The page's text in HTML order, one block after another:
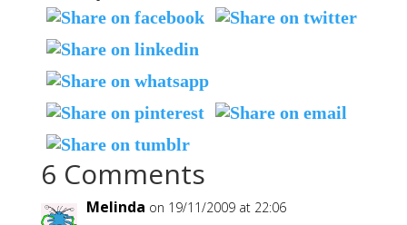
6 Comments
Melinda on 19/11/2009 at 22:06